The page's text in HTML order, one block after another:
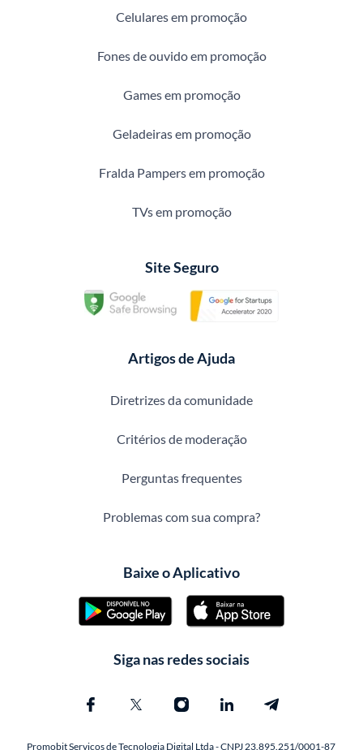
Celulares em promoção
Fones de ouvido em promoção
Games em promoção
Geladeiras em promoção
Fralda Pampers em promoção
TVs em promoção
Site Seguro
Artigos de Ajuda
Diretrizes da comunidade
Critérios de moderação
Perguntas frequentes
Problemas com sua compra?
Baixe o Aplicativo
Siga nas redes sociais
Promobit Servicos de Tecnologia Digital Ltda - CNPJ 23.895.251/0001-87